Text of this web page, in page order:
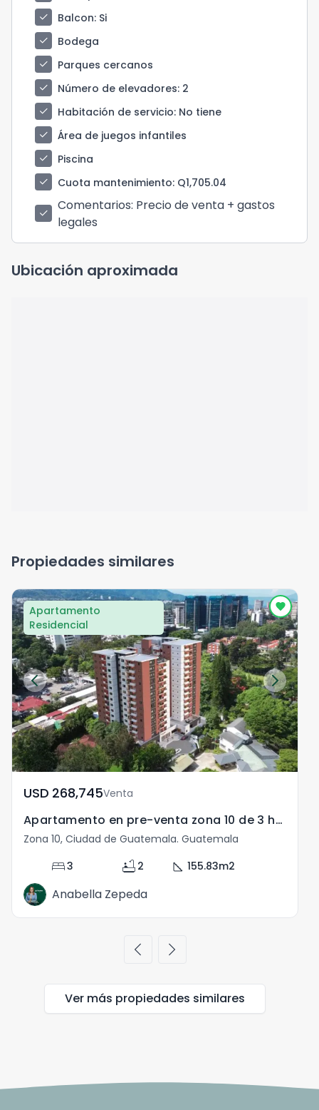
check
Balcon: Si
check
Bodega
check
Parques cercanos
check
Número de elevadores: 2
check
Habitación de servicio: No tiene
check
Área de juegos infantiles
check
Piscina
check
Cuota mantenimiento: Q1,705.04
check Comentarios: Precio de venta + gastos
legales
Ubicación aproximada
Propiedades similares
Apartamento
Residencial
USD	268,745Venta
Apartamento en pre-venta zona 10 de 3 habitaciones
Zona 10, Ciudad de Guatemala. Guatemala
bed3 bathtub 2 square_foot 155.83m2
Anabella Zepeda
chevron_left chevron_right
Ver más propiedades similares